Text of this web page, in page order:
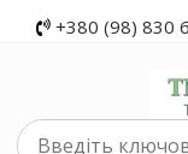
Перейти
+380 (98) 830